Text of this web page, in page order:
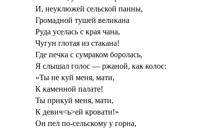
И, неуклюжей сельской панны,
Громадной тушей великана
Руда уселась с края чана,
Чугун глотая из стакана!
Где печка с сумраком боролась,
Я слышал голос — ржаной, как колос:
«Ты не куй меня, мати,
К каменной палате!
Ты прикуй меня, мати,
К девич<ь>ей кровати!»
Он пел по-сельскому у горна,